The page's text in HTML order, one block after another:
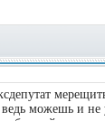
можешь и